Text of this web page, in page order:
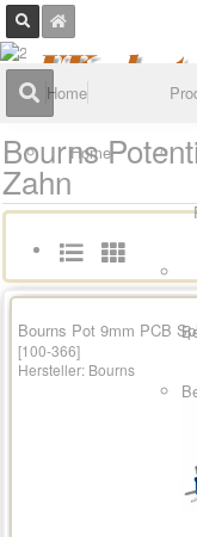
Home
Home
Bourns
Zahn
Bourns Pot 9mm PCB
[100-366]
Hersteller: Bourns